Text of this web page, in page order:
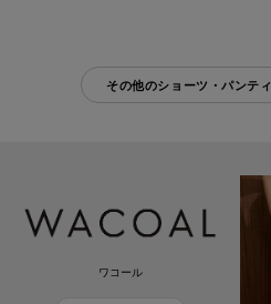
その他のショーツ・パンテ
ワコール